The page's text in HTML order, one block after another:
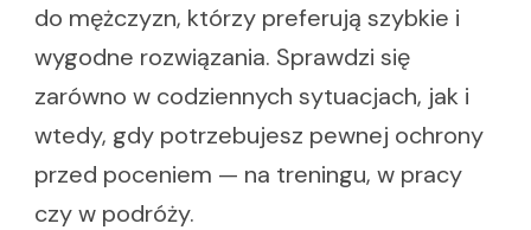
do mężczyzn, którzy preferują szybkie i
wygodne rozwiązania. Sprawdzi się
zarówno w codziennych sytuacjach, jak i
wtedy, gdy potrzebujesz pewnej ochrony
przed poceniem — na treningu, w pracy
czy w podróży.